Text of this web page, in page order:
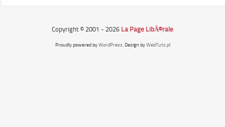
Copyright © 2001 - 2026 La Page LibÃ©rale
Proudly powered byWordPress. Design byWebTuts.pl